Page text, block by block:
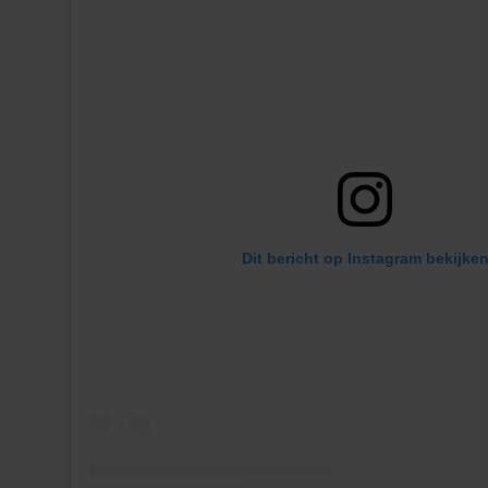
Dit bericht op Instagram bekijken